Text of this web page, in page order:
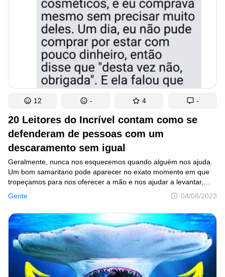
20 Leitores do Incrível contam como se
defenderam de pessoas com um
descaramento sem igual
Gente 04/08/2023
Geralmente, nunca nos esquecemos quando alguém nos ajuda.
Um bom samaritano pode aparecer no exato momento em que
tropeçamos para nos oferecer a mão e nos ajudar a levantar,
ou para nos emprestar uma moeda quando precisamos
completar o dinheiro do transporte público. No entanto, quando
é nossa vez de ajudar alguém, podemos nos deparar com
reações completamente inesperadas que nos fazem pensar:
será que as pessoas não sabem dizer “obrigado”?
12 - 4 -